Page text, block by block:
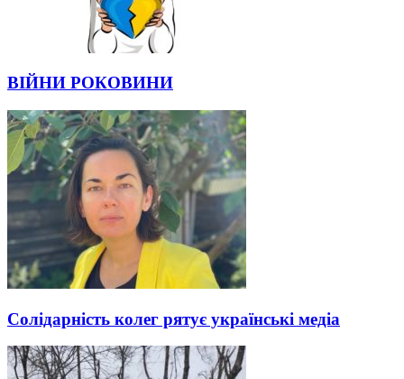
ВІЙНИ РОКОВИНИ
Солідарність колег рятує українські медіа